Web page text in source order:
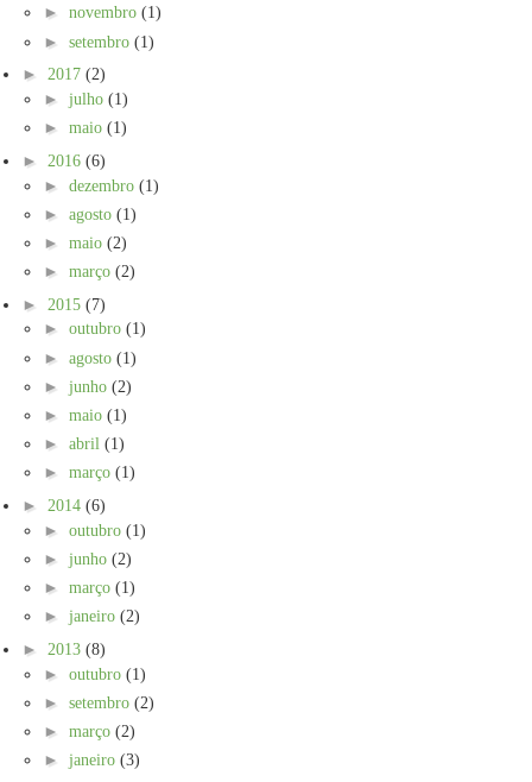
► novembro (1)
► setembro (1)
► 2017 (2)
► julho (1)
► maio (1)
► 2016 (6)
► dezembro (1)
► agosto (1)
► maio (2)
► março (2)
► 2015 (7)
► outubro (1)
► agosto (1)
► junho (2)
► maio (1)
► abril (1)
► março (1)
► 2014 (6)
► outubro (1)
► junho (2)
► março (1)
► janeiro (2)
► 2013 (8)
► outubro (1)
► setembro (2)
► março (2)
► janeiro (3)